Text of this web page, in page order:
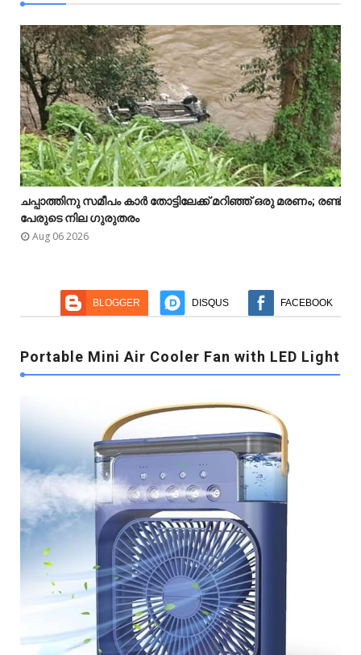
  
ചപ്പാത്തിനു സമീപം കാർ തോട്ടിലേക്ക് മറിഞ്ഞ് ഒരു മരണം; രണ്ട്
പേരുടെ നില ഗുരുതരം
Aug 06 2026

BLOGGER DISQUS FACEBOOK
Portable Mini Air Cooler Fan with LED Light